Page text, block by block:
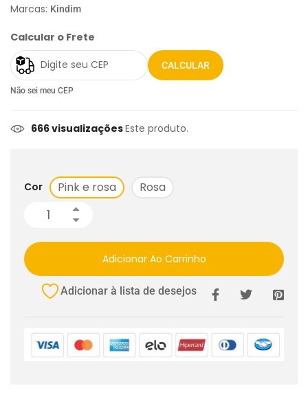
Marcas: Kindim
Calcular o Frete
CALCULAR
Não sei meu CEP
666 visualizaçõesEste produto.
Cor Pink e rosa Rosa
Adicionar Ao Carrinho
Adicionar à lista de desejos